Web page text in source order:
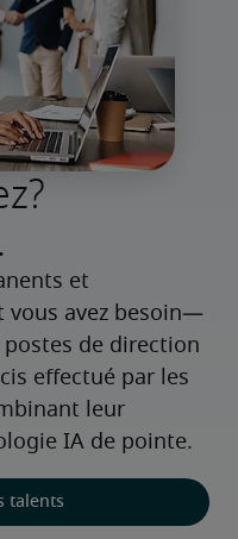
et
vous avez besoin—
de direction
effectué par les
leur
IA de pointe.
talents